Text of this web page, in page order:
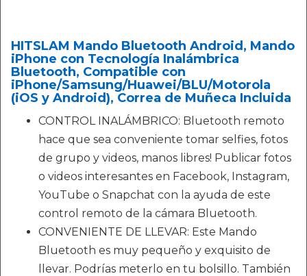
HITSLAM Mando Bluetooth Android, Mando
iPhone con Tecnología Inalámbrica
Bluetooth, Compatible con
iPhone/Samsung/Huawei/BLU/Motorola
(iOS y Android), Correa de Muñeca Incluida
CONTROL INALÁMBRICO: Bluetooth remoto
hace que sea conveniente tomar selfies, fotos
de grupo y videos, manos libres! Publicar fotos
o videos interesantes en Facebook, Instagram,
YouTube o Snapchat con la ayuda de este
control remoto de la cámara Bluetooth.
CONVENIENTE DE LLEVAR: Este Mando
Bluetooth es muy pequeño y exquisito de
llevar. Podrías meterlo en tu bolsillo. También